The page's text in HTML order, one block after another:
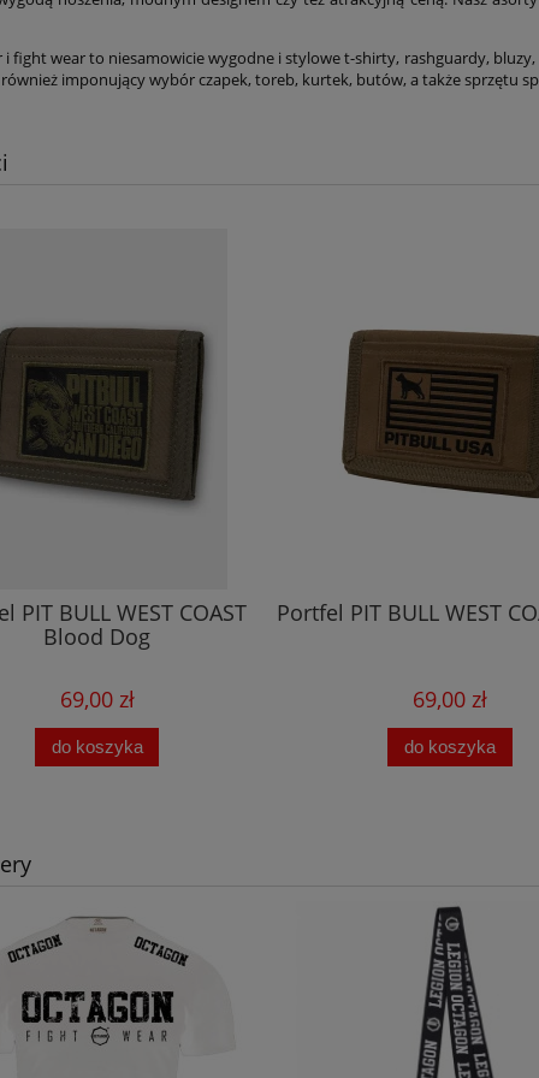
i fight wear to niesamowicie wygodne i stylowe t-shirty, rashguardy,
imponujący wybór czapek, toreb, kurtek, butów, a także sprzętu
PIT BULL WEST COAST
Blood Dog
69,00 zł
do koszyka
Portfel PIT BULL WEST
69,00 zł
do koszyka